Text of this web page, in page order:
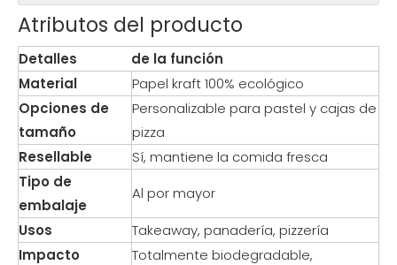
Atributos del producto
Detalles
de la función
Material
Papel kraft 100% ecológico
Opciones de
tamaño
Personalizable para pastel y cajas de
pizza
Resellable
Sí, mantiene la comida fresca
Tipo de
embalaje
Al por mayor
Usos
Takeaway, panadería, pizzería
Impacto
Totalmente biodegradable,